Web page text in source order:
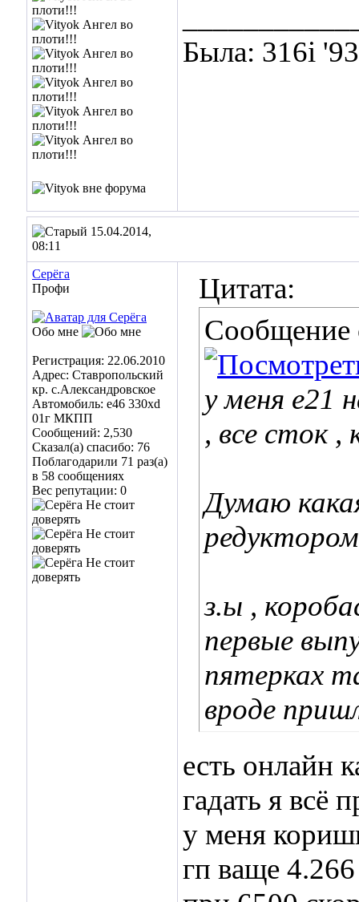
Была: 316i
15.04.2014,
08:11
Cepёгa
Профи
Обо мне
Регистрация: 22.06.2010
Адрес: Ставропольский
кр. с.Александровское
Автомобиль: е46 330xd
01г МКПП
Сообщений: 2,530
Сказал(а) спасибо: 76
Поблагодарили 71 раз(а)
в 58 сообщениях
Вес репутации: 0
Цитата:
Сообщение
у меня е21
, все сток ,
Думаю
з.ы ,
первые
пятерках
вроде
есть онлайн
гадать я всё
у меня
гп ваще